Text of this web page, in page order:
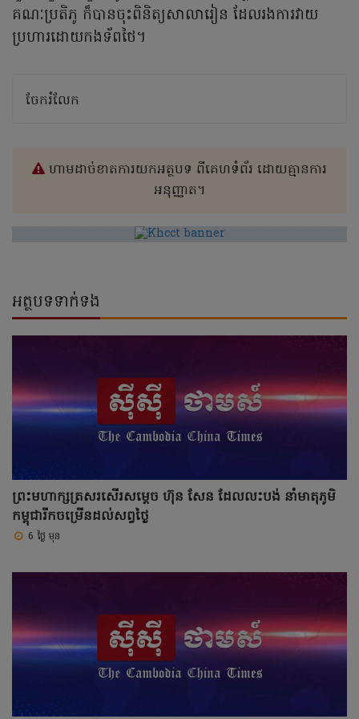
គណៈប្រតិភូ ក៏បានចុះពិនិត្យសាលារៀន ដែលរងការវាយ
ប្រហារដោយកងទ័ពថៃ។
ចែករំលែក
ហាមដាច់ខាតការយកអត្ថបទ ពីគេហទំព័រ ដោយគ្មានការ
អនុញ្ញាត។
អត្ថបទទាក់ទង
ព្រះមហាក្សត្រសរសើរសម្តេច ហ៊ុន សែន ដែលលះបង់ នាំមាតុភូមិ
កម្ពុជារីកចម្រើនដល់សព្វថ្ងៃ
6 ថ្ងៃ មុន